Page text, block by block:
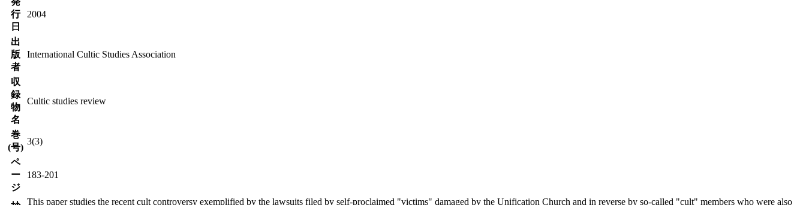
行
日
2004
出
版
者
International Cultic Studies Association
収
録
物
名
Cultic studies review
巻
(号)
3(3)
ペ
ー
ジ
183-201
This paper studies the recent cult controversy exemplified by the lawsuits filed by self-proclaimed "victims" damaged by the Unification Church and in reverse by so-called "cult" members who were also